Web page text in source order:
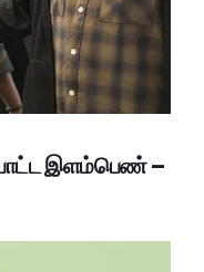
போட்ட இளம்பெண் –